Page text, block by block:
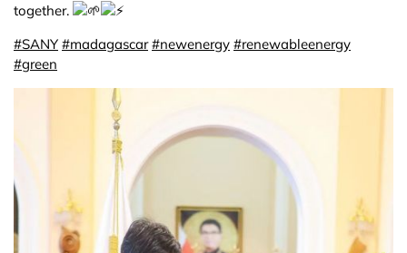
together.
#SANY #madagascar #newenergy #renewableenergy
#green